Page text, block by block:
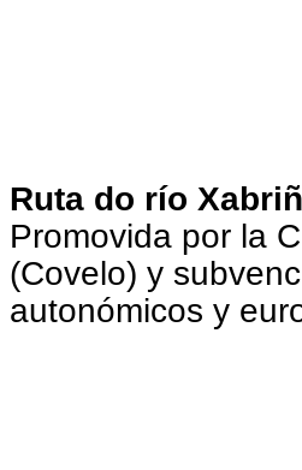
Ruta do río
Promovida por la
(Covelo) y
autonómicos y